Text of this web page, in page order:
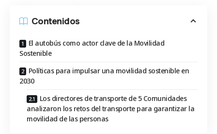
Contenidos
El autobús como actor clave de la Movilidad
Sostenible
Políticas para impulsar una movilidad sostenible en
2030
Los directores de transporte de 5 Comunidades
analizaron los retos del transporte para garantizar la
movilidad de las personas